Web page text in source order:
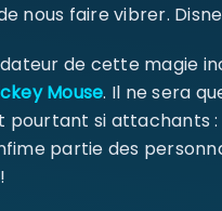
Mot de passe*
SE CONNECTER
nous faire vibrer.
de cette magie
Mouse. Il ne sera
si attachants :
partie des